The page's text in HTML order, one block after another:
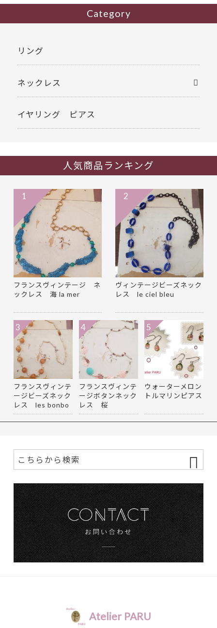
Category
リング
ネックレス
イヤリング ピアス
人気商品ランキング
フランスヴィンテージ ネ
ックレス 海 la mer
1
ヴィンテージビーズネック
レス le ciel bleu
2
フランスヴィンテ
ージビーズネック
レス les bonbo
ns
3
フランスヴィンテ
ージボタンネック
レス 桜
4
ウォーターメロン
トルマリンピアス
5
Atelier PARU